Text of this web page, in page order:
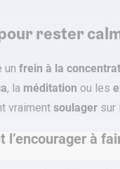
rester
un frein à la
, la méditation ou les
vraiment soulager sur
l’encourager à